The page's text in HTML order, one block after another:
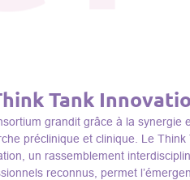
Tank
grandit grâce à la synergie
préclinique et clinique. Le Think
un rassemblement
reconnus, permet